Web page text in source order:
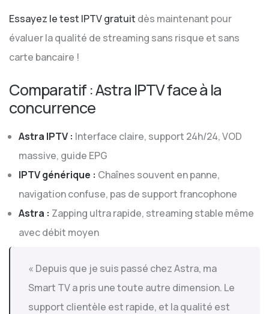
Essayez le test IPTV gratuit dès maintenant pour
évaluer la qualité de streaming sans risque et sans
carte bancaire !
Comparatif : Astra IPTV face à la
concurrence
Astra IPTV : Interface claire, support 24h/24, VOD
massive, guide EPG
IPTV générique : Chaînes souvent en panne,
navigation confuse, pas de support francophone
Astra : Zapping ultra rapide, streaming stable même
avec débit moyen
« Depuis que je suis passé chez Astra, ma
Smart TV a pris une toute autre dimension. Le
support clientèle est rapide, et la qualité est